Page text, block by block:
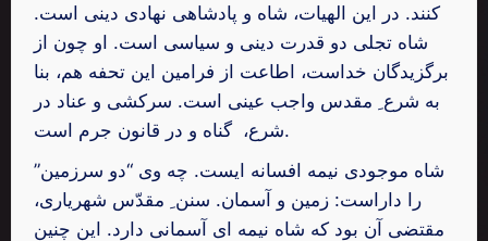
کنند. در این الهیات، شاه و پادشاهی نهادی دینی است.
شاه تجلی دو قدرت دینی و سیاسی است. او چون از
برگزیدگان خداست، اطاعت از فرامین این تحفه هم، بنا
به شرع ِ مقدس واجب عینی است. سرکشی و عناد در
شرع، گناه و در قانون جرم است.
شاه موجودی نیمه افسانه ایست. چه وی “دو سرزمین”
را داراست: زمین و آسمان. سنن ِ مقدّس شهریاری،
مقتضی آن بود که شاه نیمه ای آسمانی دارد. این چنین